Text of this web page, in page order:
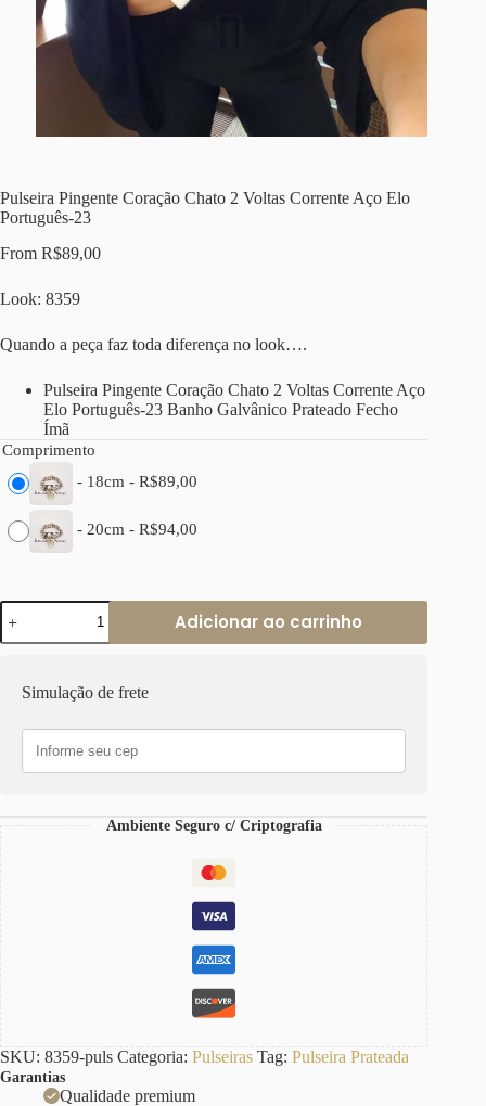
Pulseira Pingente Coração Chato 2 Voltas Corrente Aço Elo
Português-23
From R$89,00
Look: 8359
Quando a peça faz toda diferença no look….
Pulseira Pingente Coração Chato 2 Voltas Corrente Aço
Elo Português-23 Banho Galvânico Prateado Fecho
Ímã
Comprimento
- 18cm - R$89,00
- 20cm - R$94,00
Pulseira
Pingente
Coração
Voltas
Aço
Português-
Adicionar ao carrinho
Simulação de frete
Ambiente Seguro c/ Criptografia
SKU: 8359-puls Categoria: Pulseiras Tag: Pulseira Prateada
Garantias
Qualidade premium